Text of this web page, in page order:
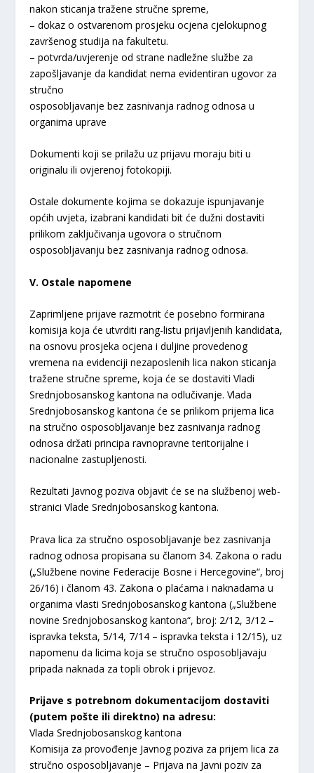
nakon sticanja tražene stručne spreme,
– dokaz o ostvarenom prosjeku ocjena cjelokupnog
završenog studija na fakultetu.
– potvrda/uvjerenje od strane nadležne službe za
zapošljavanje da kandidat nema evidentiran ugovor za
stručno
osposobljavanje bez zasnivanja radnog odnosa u
organima uprave
Dokumenti koji se prilažu uz prijavu moraju biti u
originalu ili ovjerenoj fotokopiji.
Ostale dokumente kojima se dokazuje ispunjavanje
općih uvjeta, izabrani kandidati bit će dužni dostaviti
prilikom zaključivanja ugovora o stručnom
osposobljavanju bez zasnivanja radnog odnosa.
V. Ostale napomene
Zaprimljene prijave razmotrit će posebno formirana
komisija koja će utvrditi rang-listu prijavljenih kandidata,
na osnovu prosjeka ocjena i duljine provedenog
vremena na evidenciji nezaposlenih lica nakon sticanja
tražene stručne spreme, koja će se dostaviti Vladi
Srednjobosanskog kantona na odlučivanje. Vlada
Srednjobosanskog kantona će se prilikom prijema lica
na stručno osposobljavanje bez zasnivanja radnog
odnosa držati principa ravnopravne teritorijalne i
nacionalne zastupljenosti.
Rezultati Javnog poziva objavit će se na službenoj web-
stranici Vlade Srednjobosanskog kantona.
Prava lica za stručno osposobljavanje bez zasnivanja
radnog odnosa propisana su članom 34. Zakona o radu
(„Službene novine Federacije Bosne i Hercegovine“, broj
26/16) i članom 43. Zakona o plaćama i naknadama u
organima vlasti Srednjobosanskog kantona („Službene
novine Srednjobosanskog kantona“, broj: 2/12, 3/12 –
ispravka teksta, 5/14, 7/14 – ispravka teksta i 12/15), uz
napomenu da licima koja se stručno osposobljavaju
pripada naknada za topli obrok i prijevoz.
Prijave s potrebnom dokumentacijom dostaviti
(putem pošte ili direktno) na adresu:
Vlada Srednjobosanskog kantona
Komisija za provođenje Javnog poziva za prijem lica za
stručno osposobljavanje – Prijava na Javni poziv za